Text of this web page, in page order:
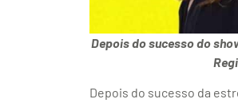
Depois do sucesso do
Depois do sucesso da